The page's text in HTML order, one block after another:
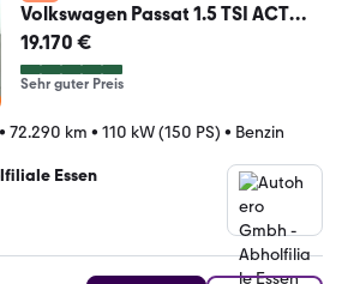
Volkswagen Passat 1.5 TSI ACT
Business Aut.*NAVI*LED*ACC*
19.170 €
Sehr guter Preis
• 72.290 km • 110 kW (150 PS) • Benzin
Essen